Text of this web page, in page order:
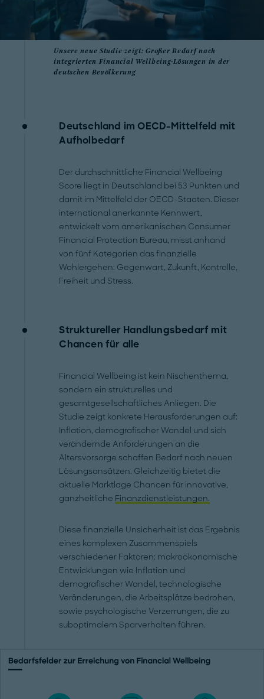
Unsere neue Studie zeigt: Großer Bedarf nach
integrierten Financial Wellbeing-Lösungen in der
deutschen Bevölkerung
Deutschland im OECD-Mittelfeld mit
Aufholbedarf
Der durchschnittliche Financial Wellbeing
Score liegt in Deutschland bei 53 Punkten und
damit im Mittelfeld der OECD-Staaten. Dieser
international anerkannte Kennwert,
entwickelt vom amerikanischen Consumer
Financial Protection Bureau, misst anhand
von fünf Kategorien das finanzielle
Wohlergehen: Gegenwart, Zukunft, Kontrolle,
Freiheit und Stress.
Struktureller Handlungsbedarf mit
Chancen für alle
Financial Wellbeing ist kein Nischenthema,
sondern ein strukturelles und
gesamtgesellschaftliches Anliegen. Die
Studie zeigt konkrete Herausforderungen auf:
Inflation, demografischer Wandel und sich
verändernde Anforderungen an die
Altersvorsorge schaffen Bedarf nach neuen
Lösungsansätzen. Gleichzeitig bietet die
aktuelle Marktlage Chancen für innovative,
ganzheitliche Finanzdienstleistungen.
Diese finanzielle Unsicherheit ist das Ergebnis
eines komplexen Zusammenspiels
verschiedener Faktoren: makroökonomische
Entwicklungen wie Inflation und
demografischer Wandel, technologische
Veränderungen, die Arbeitsplätze bedrohen,
sowie psychologische Verzerrungen, die zu
suboptimalem Sparverhalten führen.